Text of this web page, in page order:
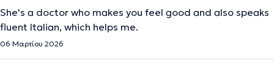
She's a doctor who makes you feel good and also speaks
fluent Italian, which helps me.
06 Μαρτίου 2026